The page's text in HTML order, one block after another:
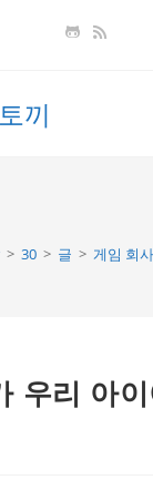
끼
> 30 > 글 > 게임 회
우리 아